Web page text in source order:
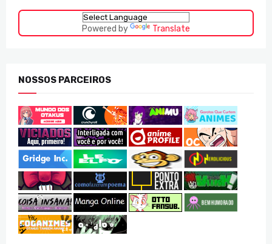
Powered by Translate
NOSSOS PARCEIROS